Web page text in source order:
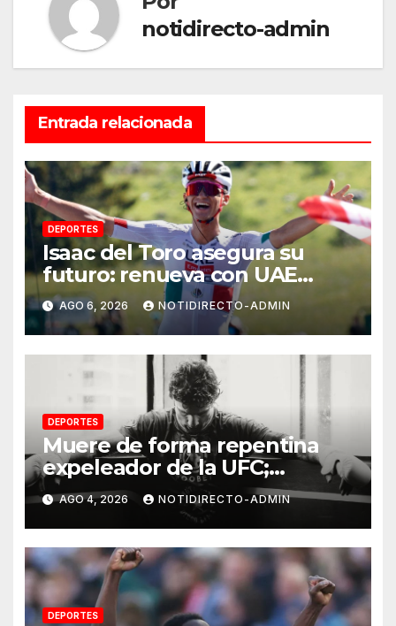
notidirecto-admin
Entrada relacionada
DEPORTES
Isaac del Toro asegura su
futuro: renueva con UAE
Team Emirates hasta 2031
AGO 6, 2026 NOTIDIRECTO-ADMIN
DEPORTES
Muere de forma repentina
expeleador de la UFC;
investigan las causas
AGO 4, 2026 NOTIDIRECTO-ADMIN
DEPORTES